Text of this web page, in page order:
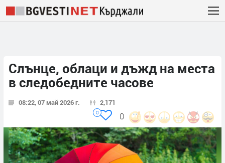
Слънце, облаци и дъжд на места
в следобедните часове
08:22, 07 май 2026 г. 2,171
0
0